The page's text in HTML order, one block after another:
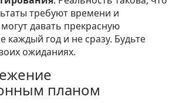
требуют времени и
давать прекрасную
каждый год и не сразу. Будьте
ожиданиях.
планом